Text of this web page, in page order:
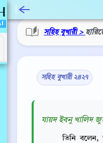
সহিহ বুখারী >
সহিহ বুখারী ২৪২৭
যায়দ ইবনু খালিদ
তিনি বলেন,